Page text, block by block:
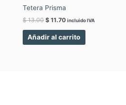
Tetera Prisma
$13.00 $ 11.70 incluido IVA
Añadir al carrito